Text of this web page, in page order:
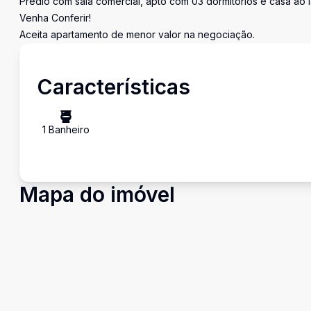
Venha Conferir!
Aceita apartamento de menor valor na negociação.
Características
1 Banheiro
Mapa do imóvel